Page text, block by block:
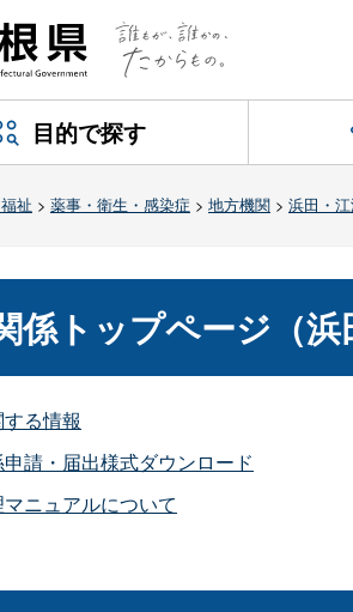
目的で探す
祉 > 薬事・衛生・感染症 > 地方機関 > 浜田・
係トップページ（浜
る情報
請・届出様式ダウンロード
ニュアルについて